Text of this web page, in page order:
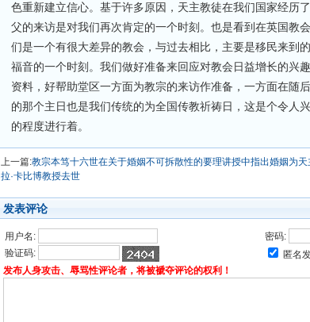
色重新建立信心。基于许多原因，天主教徒在我们国家经历
父的来访是对我们再次肯定的一个时刻。也是看到在英国教
们是一个有很大差异的教会，与过去相比，主要是移民来到
福音的一个时刻。我们做好准备来回应对教会日益增长的兴
资料，好帮助堂区一方面为教宗的来访作准备，一方面在随
的那个主日也是我们传统的为全国传教祈祷日，这是个令人
的程度进行着。
上一篇:教宗本笃十六世在关于婚姻不可拆散性的要理讲授中指出婚姻为
拉·卡比博教授去世
发表评论
用户名:
密码:
验证码:
匿名
发布人身攻击、辱骂性评论者，将被褫夺评论的权利！